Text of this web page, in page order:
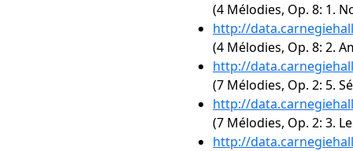
(4 Mélodies, Op. 8: 1.
http://
(4 Mélodies, Op. 8: 2.
http://
(7 Mélodies, Op. 2: 5.
http://
(7 Mélodies, Op. 2: 3.
http://